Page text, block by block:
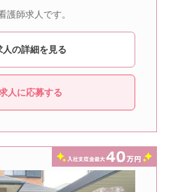
護師求人です。
人の詳細を見る
人に応募する